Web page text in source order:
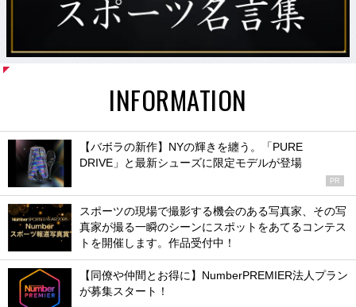
INFORMATION
【バボラの新作】NYの輝きを纏う。「PURE
DRIVE」と最新シューズに限定モデルが登場
PR
スポーツの現場で撮影する機会のある写真家、その写
真家が撮る一瞬のシーンにスポットをあてるコンテス
トを開催します。作品受付中！
【同僚や仲間とお得に】NumberPREMIER法人プラン
が募集スタート！